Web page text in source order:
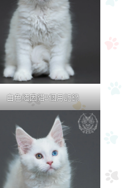
白色緬因貓2個月記錄